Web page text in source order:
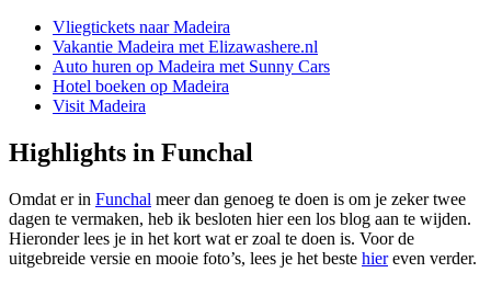
Vliegtickets naar Madeira
Vakantie Madeira met Elizawashere.nl
Auto huren op Madeira met Sunny Cars
Hotel boeken op Madeira
Visit Madeira
Highlights in Funchal
Omdat er in Funchal meer dan genoeg te doen is om je zeker twee
dagen te vermaken, heb ik besloten hier een los blog aan te wijden.
Hieronder lees je in het kort wat er zoal te doen is. Voor de
uitgebreide versie en mooie foto’s, lees je het beste hiereven verder.